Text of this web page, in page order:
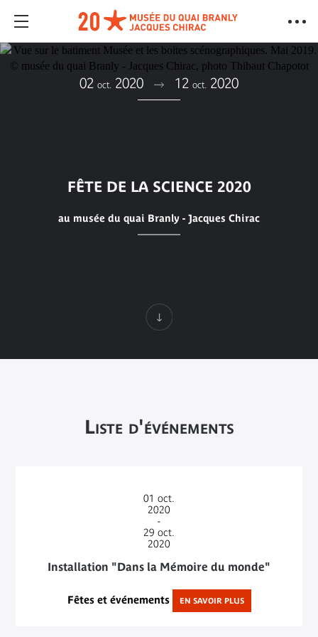
02 oct. 2020 12 oct. 2020
FÊTE DE LA SCIENCE 2020
au musée du quai Branly - Jacques Chirac
Liste d'événements
01 oct.
2020
-
29 oct.
2020
Installation "Dans la Mémoire du monde"
Fêtes et événements EN SAVOIR PLUS